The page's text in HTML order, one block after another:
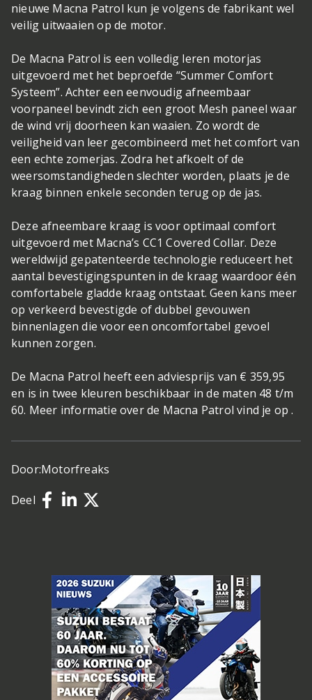
nieuwe Macna Patrol kun je volgens de fabrikant wel
veilig uitwaaien op de motor.
De Macna Patrol is een volledig leren motorjas
uitgevoerd met het beproefde “Summer Comfort
Systeem”. Achter een eenvoudig afneembaar
voorpaneel bevindt zich een groot Mesh paneel waar
de wind vrij doorheen kan waaien. Zo wordt de
veiligheid van leer gecombineerd met het comfort van
een echte zomerjas. Zodra het afkoelt of de
weersomstandigheden slechter worden, plaats je de
kraag binnen enkele seconden terug op de jas.
Deze afneembare kraag is voor optimaal comfort
uitgevoerd met Macna’s CC1 Covered Collar. Deze
wereldwijd gepatenteerde technologie reduceert het
aantal bevestigingspunten in de kraag waardoor één
comfortabele gladde kraag ontstaat. Geen kans meer
op verkeerd bevestigde of dubbel gevouwen
binnenlagen die voor een oncomfortabel gevoel
kunnen zorgen.
De Macna Patrol heeft een adviesprijs van € 359,95
en is in twee kleuren beschikbaar in de maten 48 t/m
60. Meer informatie over de Macna Patrol vind je op .
Door:Motorfreaks
Deel